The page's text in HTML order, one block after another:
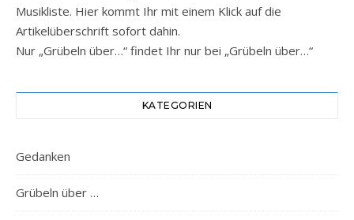
Musikliste. Hier kommt Ihr mit einem Klick auf die
Artikelüberschrift sofort dahin.
Nur „Grübeln über…“ findet Ihr nur bei „Grübeln über…“
KATEGORIEN
Gedanken
Grübeln über …